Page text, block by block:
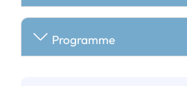
Programme